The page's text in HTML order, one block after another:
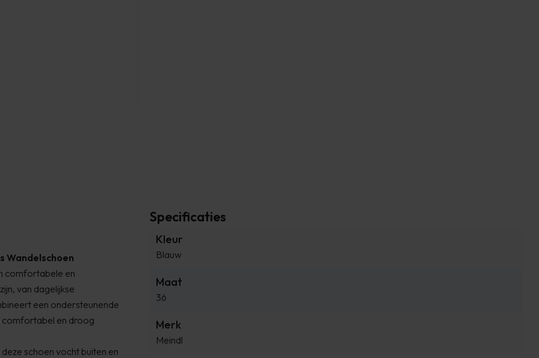
Wandelschoen
comfortabele en
van dagelijkse
een ondersteunende
en droog
schoen vocht buiten en
Specificaties
Kleur
Blauw
Maat
36
Merk
Meindl